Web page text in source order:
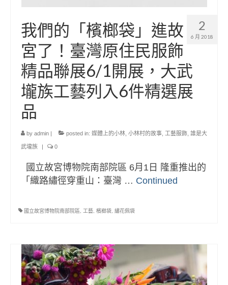
2
6 月 2018
我們的「檳榔袋」進故
宮了！臺灣原住民服飾
精品聯展6/1開展，大武
壠族工藝列入6件精選展
品
by admin | posted in: 媒體上的小林 小林村的故事 工藝服飾 誰是大
武壠族 | 0
國立故宮博物院南部院區 6月1日 隆重推出的
「織路繡徑穿重山：臺灣 … Continued
國立故宮博物院南部院區 工藝 檳榔袋 繡花佩袋